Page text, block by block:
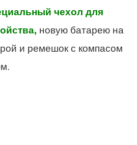
чехол для
новую батарею на
и ремешок с компасом